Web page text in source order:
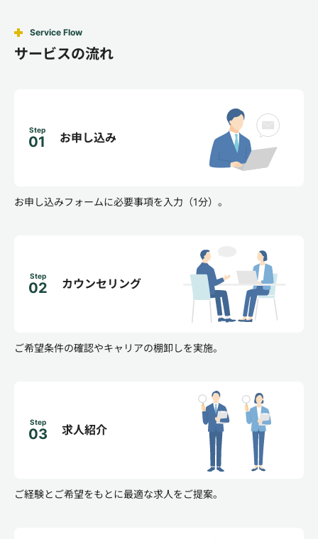
Service Flow
サービスの流れ
Step
01 お申し込み
お申し込みフォームに必要事項を入力（1分）。
Step
02 カウンセリング
ご希望条件の確認やキャリアの棚卸しを実施。
Step
03 求人紹介
ご経験とご希望をもとに最適な求人をご提案。